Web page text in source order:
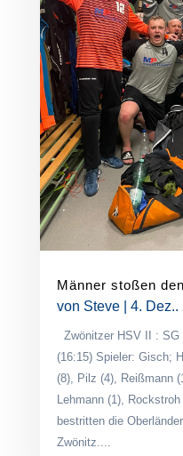
Männer stoßen
von Steve| 4. Dez..
Zwönitzer HSV II : SG
(16:15) Spieler: Gisch;
(8), Pilz (4), Reißmann
Lehmann (1),
bestritten die
Zwönitz....